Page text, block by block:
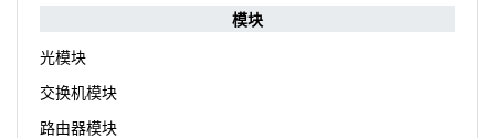
模块
光模块
交换机模块
路由器模块